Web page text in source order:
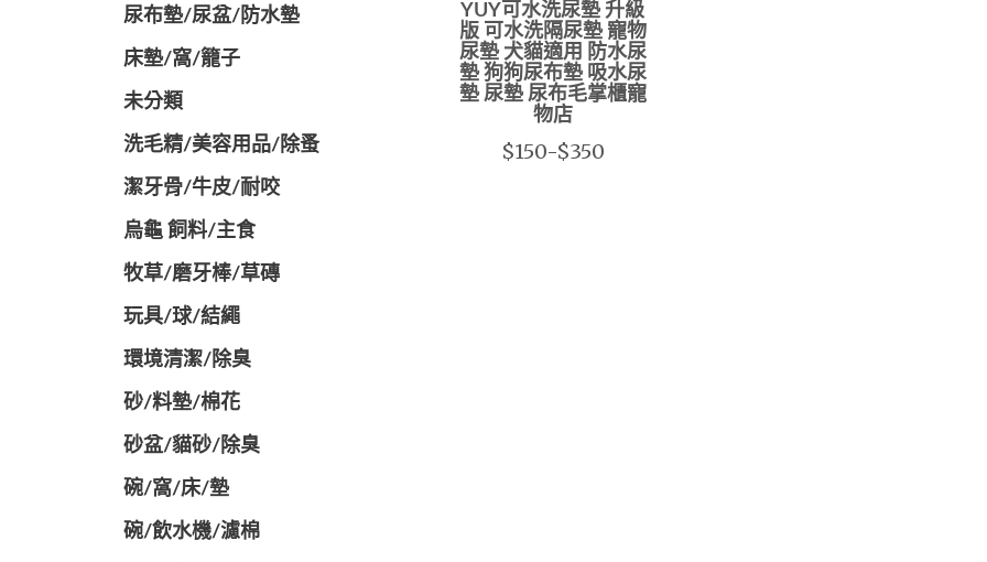
尿布墊/尿盆/防水墊
️床墊/窩/籠子
未分類
洗毛精/美容用品/除蚤
潔牙骨/牛皮/耐咬
烏龜 飼料/主食
牧草/磨牙棒/草磚
玩具/球/結繩
環境清潔/除臭
砂/料墊/棉花
砂盆/貓砂/除臭
碗/窩/床/墊
碗/飲水機/濾棉
YUY可水洗尿墊 升級
版 可水洗隔尿墊 寵物
尿墊 犬貓適用 防水尿
墊 狗狗尿布墊 吸水尿
墊 尿墊 尿布毛掌櫃寵
物店
$150-$350